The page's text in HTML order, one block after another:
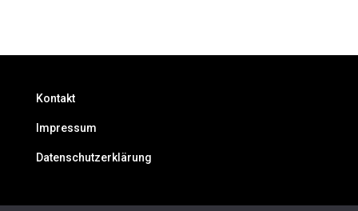
Kontakt
Impressum
Datenschutzerklärung